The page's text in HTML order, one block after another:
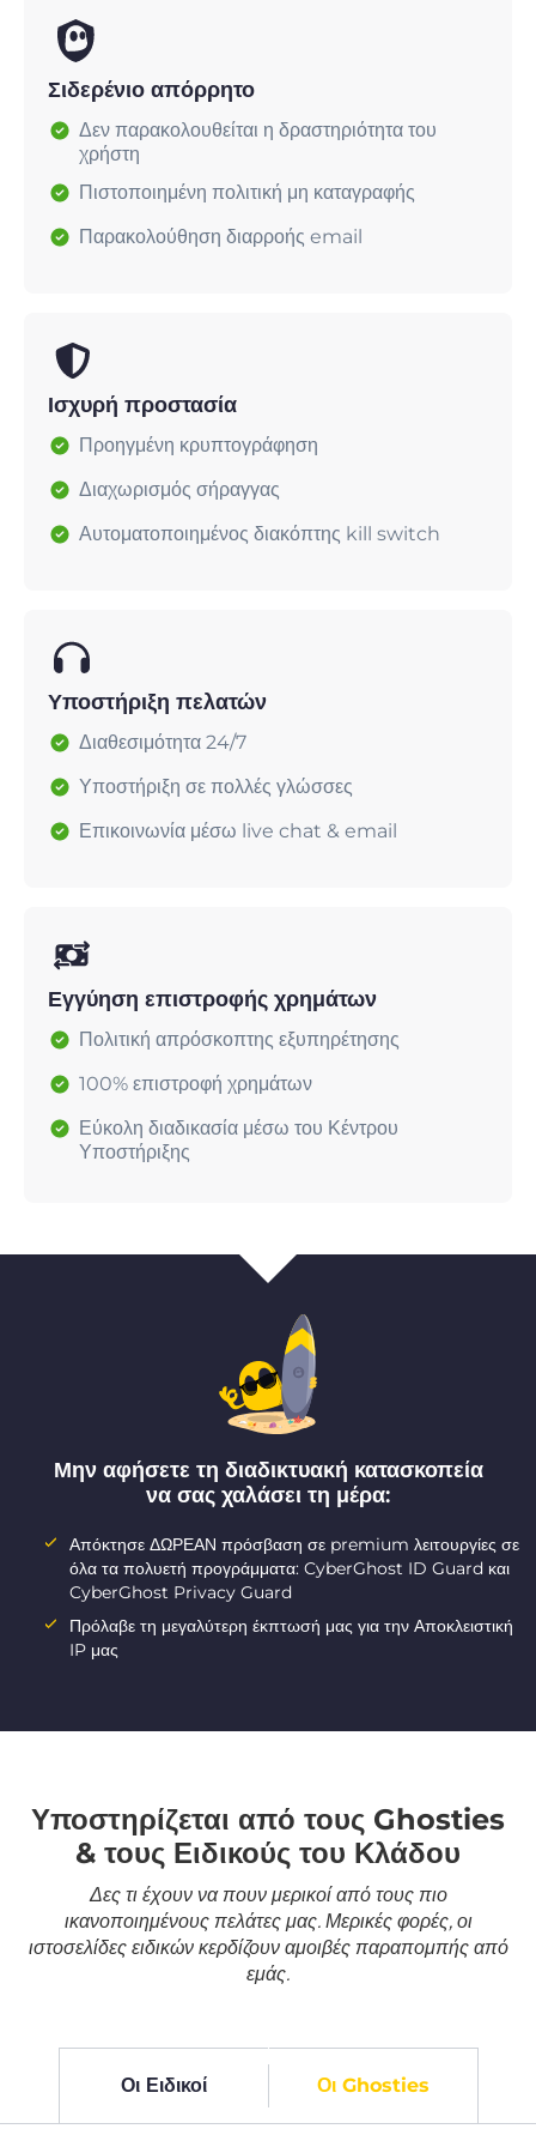
Σιδερένιο απόρρητο
Δεν παρακολουθείται η δραστηριότητα του
χρήστη
Πιστοποιημένη πολιτική μη καταγραφής
Παρακολούθηση διαρροής email
Ισχυρή προστασία
Προηγμένη κρυπτογράφηση
Διαχωρισμός σήραγγας
Αυτοματοποιημένος διακόπτης kill switch
Υποστήριξη πελατών
Διαθεσιμότητα 24/7
Υποστήριξη σε πολλές γλώσσες
Επικοινωνία μέσω live chat & email
Εγγύηση επιστροφής χρημάτων
Πολιτική απρόσκοπτης εξυπηρέτησης
100% επιστροφή χρημάτων
Εύκολη διαδικασία μέσω του Κέντρου
Υποστήριξης
Μην αφήσετε τη διαδικτυακή κατασκοπεία
να σας χαλάσει τη μέρα:
Απόκτησε ΔΩΡΕΑΝ πρόσβαση σε premium λειτουργίες σε
όλα τα πολυετή προγράμματα: CyberGhost ID Guard και
CyberGhost Privacy Guard
Πρόλαβε τη μεγαλύτερη έκπτωσή μας για την Αποκλειστική
IP μας
Υποστηρίζεται από τους Ghosties
& τους Ειδικούς του Κλάδου
Δες τι έχουν να πουν μερικοί από τους πιο
ικανοποιημένους πελάτες μας. Μερικές φορές, οι
ιστοσελίδες ειδικών κερδίζουν αμοιβές παραπομπής από
εμάς.
Οι Ειδικοί Οι Ghosties